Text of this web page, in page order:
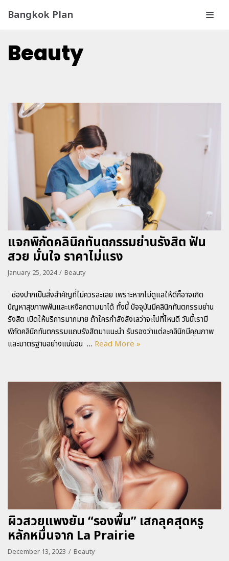
content
Bangkok Plan
Beauty
แจกพิกัดคลินิกทันตกรรมย่านรังสิต ฟัน
สวย มั่นใจ ราคาไม่แรง
January 25, 2024 Beauty
ช่องปากเป็นสิ่งสำคัญที่ไม่ควรละเลย เพราะหากไม่ดูแลให้ดีก็อาจเกิด
ปัญหาสุขภาพฟันและเหงือกตามมาได้ ทั้งนี้ ปัจจุบันมีคลินิกทันตกรรมย่าน
รังสิต เปิดให้บริการมากมาย ถ้าใครกำลังลังเลว่าจะไปที่ไหนดี วันนี้เรามี
พิกัดคลินิกทันตกรรมแถบรังสิตมาแนะนำ รับรองว่าแต่ละคลินิกมีคุณภาพ
และมาตรฐานอย่างแน่นอน … Read More »
ผิวสวยแพงยัน “รองพื้น” เสกลุคสุดหรู
หลักหมื่นจาก La Prairie
December 13, 2023 Beauty